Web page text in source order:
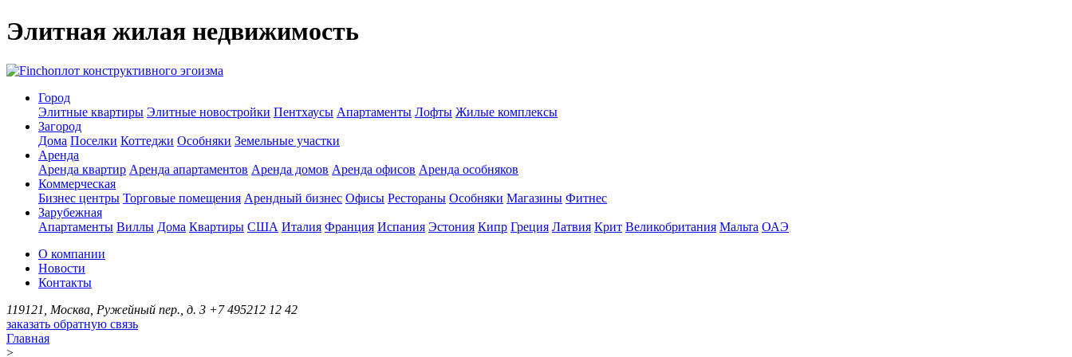
Элитная жилая недвижимость
оплот конструктивного эгоизма
Город
Элитные квартиры Элитные новостройки Пентхаусы Апартаменты Лофты Жилые комплексы
Загород
Дома Поселки Коттеджи Особняки Земельные участки
Аренда
Аренда квартир Аренда апартаментов Аренда домов Аренда офисов Аренда особняков
Коммерческая
Бизнес центры Торговые помещения Арендный бизнес Офисы Рестораны Особняки Магазины Фитнес
Зарубежная
Апартаменты Виллы Дома Квартиры США Италия Франция Испания Эстония Кипр Греция Латвия Крит Великобритания Мальта ОАЭ
О компании
Новости
Контакты
119121, Москва, Ружейный пер., д. 3 +7 495212 12 42
заказать обратную связь
Главная
>